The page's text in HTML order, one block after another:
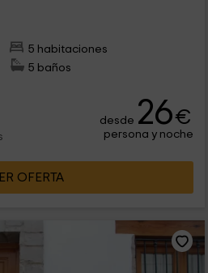
5 habitaciones
5 baños
desde 26€
persona y noche
OFERTA